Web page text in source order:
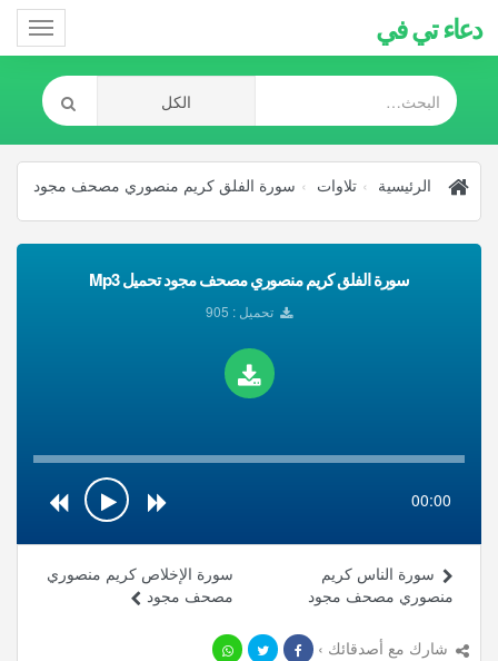
دعاء تي في
الرئيسية تلاوات سورة الفلق كريم منصوري مصحف مجود
سورة الفلق كريم منصوري مصحف مجود تحميل Mp3
تحميل : 905
00:00
سورة الإخلاص كريم منصوري
مصحف مجود
سورة الناس كريم
منصوري مصحف مجود
شارك مع أصدقائك ›